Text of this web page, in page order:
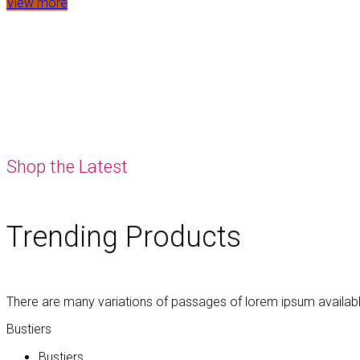
Shop the Latest
Trending Products
There are many variations of passages of lorem ipsum
Bustiers